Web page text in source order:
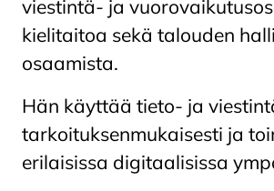
viestintä- ja
kielitaitoa sekä talouden
osaamista.
Hän käyttää tieto- ja
tarkoituksenmukaisesti ja
erilaisissa digitaalisissa